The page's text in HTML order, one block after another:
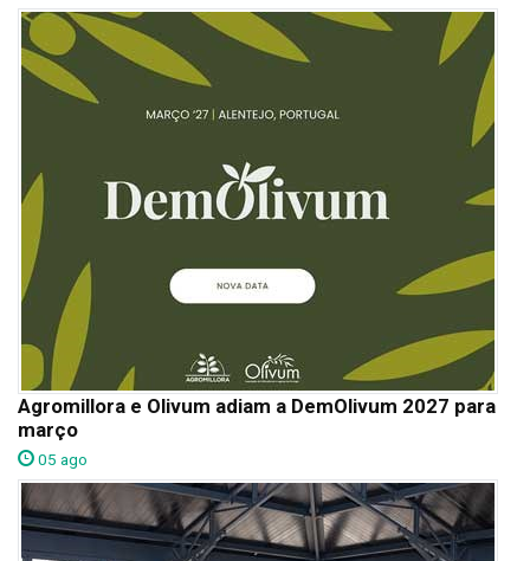
Agromillora e Olivum adiam a DemOlivum 2027 para
março
05 ago